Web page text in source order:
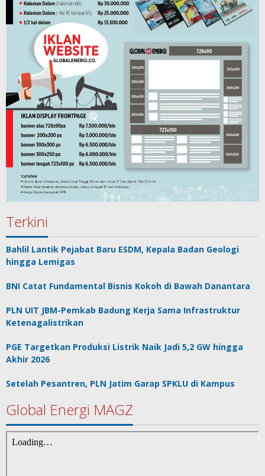
Terkini
Bahlil Lantik Pejabat Baru ESDM, Kepala Badan Geologi
hingga Lemigas
BNI Catat Fundamental Bisnis Kokoh di Bawah Danantara
PLN UIT JBM-Pemkab Badung Kerja Sama Infrastruktur
Ketenagalistrikan
PGE Targetkan Produksi Listrik Naik Jadi 5,2 GW hingga
Akhir 2026
Setelah Pesantren, PLN Jatim Garap SPKLU di Kampus
Global Energi MAGZ